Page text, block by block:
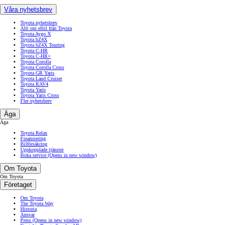
Våra nyhetsbrev
Toyota nyhetsbrev
Allt om elbil från Toyota
Toyota Aygo X
Toyota bZ4X
Toyota bZ4X Touring
Toyota C-HR
Toyota C-HR+
Toyota Corolla
Toyota Corolla Cross
Toyota GR Yaris
Toyota Land Cruiser
Toyota RAV4
Toyota Yaris
Toyota Yaris Cross
Fler nyhetsbrev
Äga
Äga
Toyota Relax
Finansiering
Bilförsäkring
Uppkopplade tjänster
Boka service (Opens in new window)
Om Toyota
Om Toyota
Företaget
Om Toyota
The Toyota Way
Historia
Ansvar
Press (Opens in new window)